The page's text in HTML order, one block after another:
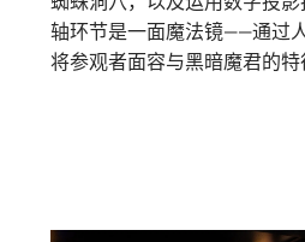
轴环节是一面魔法镜——通过
将参观者面容与黑暗魔君的特